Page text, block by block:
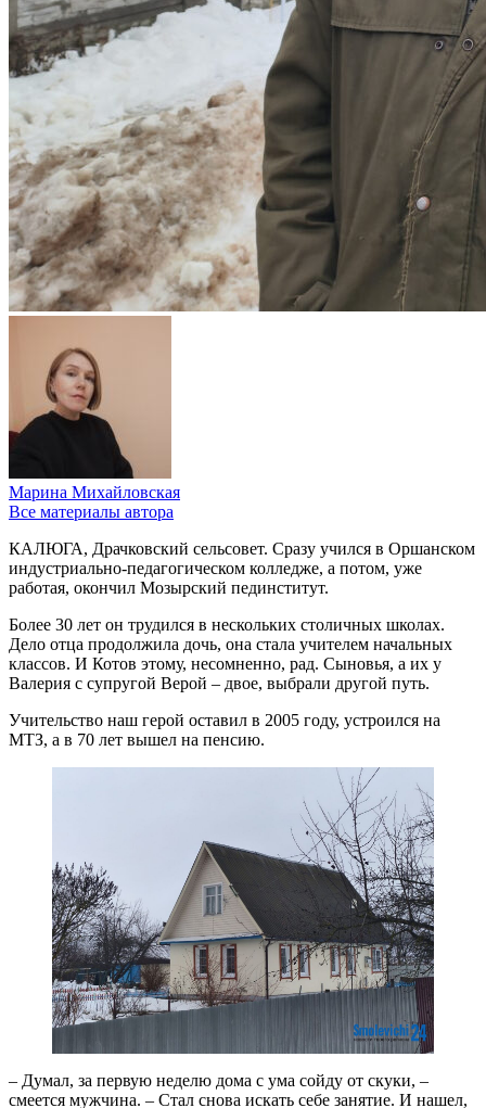
Марина Михайловская
Все материалы автора
КАЛЮГА, Драчковский сельсовет. Сразу учился в Оршанском
индустриально-педагогическом колледже, а потом, уже
работая, окончил Мозырский пединститут.
Более 30 лет он трудился в нескольких столичных школах.
Дело отца продолжила дочь, она стала учителем начальных
классов. И Котов этому, несомненно, рад. Сыновья, а их у
Валерия с супругой Верой – двое, выбрали другой путь.
Учительство наш герой оставил в 2005 году, устроился на
МТЗ, а в 70 лет вышел на пенсию.
– Думал, за первую неделю дома с ума сойду от скуки, –
смеется мужчина. – Стал снова искать себе занятие. И нашел,